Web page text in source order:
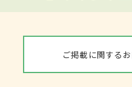
ご掲載に関する